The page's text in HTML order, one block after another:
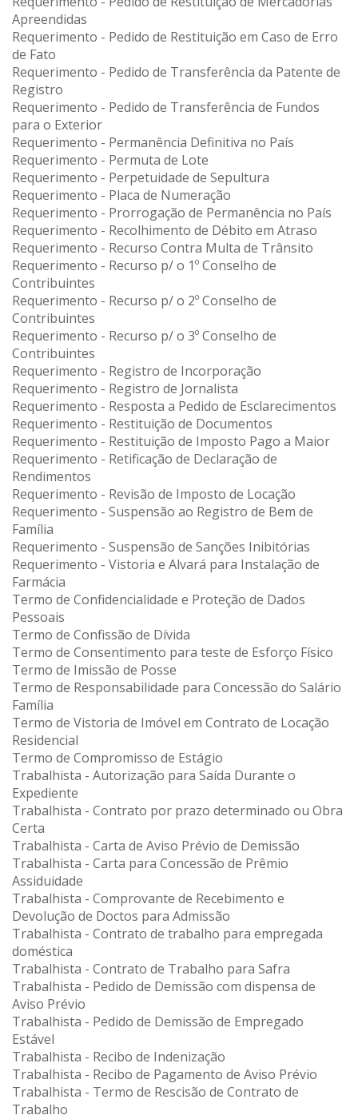
Apreendidas
Requerimento - Pedido de Restituição em Caso de Erro
de Fato
Requerimento - Pedido de Transferência da Patente de
Registro
Requerimento - Pedido de Transferência de Fundos
para o Exterior
Requerimento - Permanência Definitiva no País
Requerimento - Permuta de Lote
Requerimento - Perpetuidade de Sepultura
Requerimento - Placa de Numeração
Requerimento - Prorrogação de Permanência no País
Requerimento - Recolhimento de Débito em Atraso
Requerimento - Recurso Contra Multa de Trânsito
Requerimento - Recurso p/ o 1º Conselho de
Contribuintes
Requerimento - Recurso p/ o 2º Conselho de
Contribuintes
Requerimento - Recurso p/ o 3º Conselho de
Contribuintes
Requerimento - Registro de Incorporação
Requerimento - Registro de Jornalista
Requerimento - Resposta a Pedido de Esclarecimentos
Requerimento - Restituição de Documentos
Requerimento - Restituição de Imposto Pago a Maior
Requerimento - Retificação de Declaração de
Rendimentos
Requerimento - Revisão de Imposto de Locação
Requerimento - Suspensão ao Registro de Bem de
Família
Requerimento - Suspensão de Sanções Inibitórias
Requerimento - Vistoria e Alvará para Instalação de
Farmácia
Termo de Confidencialidade e Proteção de Dados
Pessoais
Termo de Confissão de Dívida
Termo de Consentimento para teste de Esforço Físico
Termo de Imissão de Posse
Termo de Responsabilidade para Concessão do Salário
Família
Termo de Vistoria de Imóvel em Contrato de Locação
Residencial
Termo de Compromisso de Estágio
Trabalhista - Autorização para Saída Durante o
Expediente
Trabalhista - Contrato por prazo determinado ou Obra
Certa
Trabalhista - Carta de Aviso Prévio de Demissão
Trabalhista - Carta para Concessão de Prêmio
Assiduidade
Trabalhista - Comprovante de Recebimento e
Devolução de Doctos para Admissão
Trabalhista - Contrato de trabalho para empregada
doméstica
Trabalhista - Contrato de Trabalho para Safra
Trabalhista - Pedido de Demissão com dispensa de
Aviso Prévio
Trabalhista - Pedido de Demissão de Empregado
Estável
Trabalhista - Recibo de Indenização
Trabalhista - Recibo de Pagamento de Aviso Prévio
Trabalhista - Termo de Rescisão de Contrato de
Trabalho